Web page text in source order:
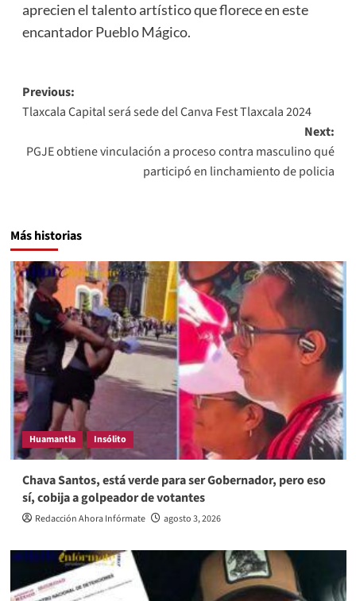
aprecien el talento artístico que florece en este
encantador Pueblo Mágico.
Post
navigation
Previous:
Tlaxcala Capital será sede del Canva Fest Tlaxcala 2024
Next:
PGJE obtiene vinculación a proceso contra masculino qué
participó en linchamiento de policia
Más historias
Huamantla Insólito
Chava Santos, está verde para ser Gobernador, pero eso
sí, cobija a golpeador de votantes
Redacción Ahora Infórmate agosto 3, 2026